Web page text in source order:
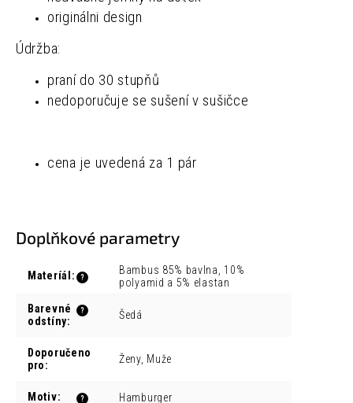
originálni design
Údržba:
praní do 30 stupňů
nedoporučuje se sušení v sušičce
cena je uvedená za 1 pár
Doplňkové parametry
?
Materíál :
Bambus 85% bavlna, 10%
polyamid a 5% elastan
?
Barevné
odstíny: Šedá
Doporučeno
pro: Ženy, Muže
?
Motiv: Hamburger